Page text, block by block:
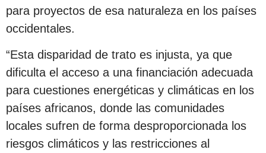
para proyectos de esa naturaleza en los países
occidentales.
“Esta disparidad de trato es injusta, ya que
dificulta el acceso a una financiación adecuada
para cuestiones energéticas y climáticas en los
países africanos, donde las comunidades
locales sufren de forma desproporcionada los
riesgos climáticos y las restricciones al